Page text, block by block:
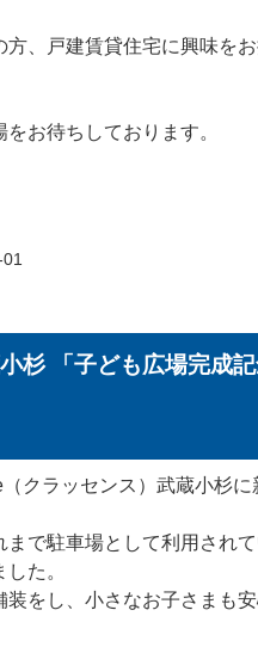
、戸建賃貸住宅に興味を
お待ちしております。
杉 「子ども広場完成
クラッセンス）武蔵小杉
まで駐車場として利用され
た。
をし、小さなお子さまも